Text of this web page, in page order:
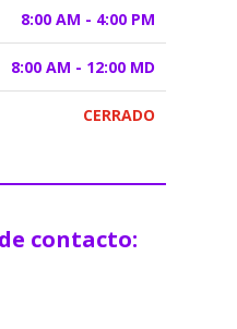
8:00 AM - 4:00 PM
8:00 AM - 12:00 MD
CERRADO
contacto: